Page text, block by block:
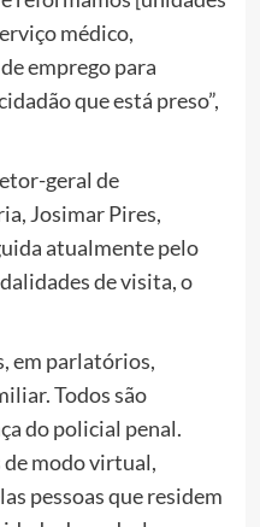
médico,
emprego para
que está preso”,
geral de
Josimar Pires,
atualmente pelo
de visita, o
em parlatórios,
Todos são
do policial penal.
de modo virtual,
pessoas que residem